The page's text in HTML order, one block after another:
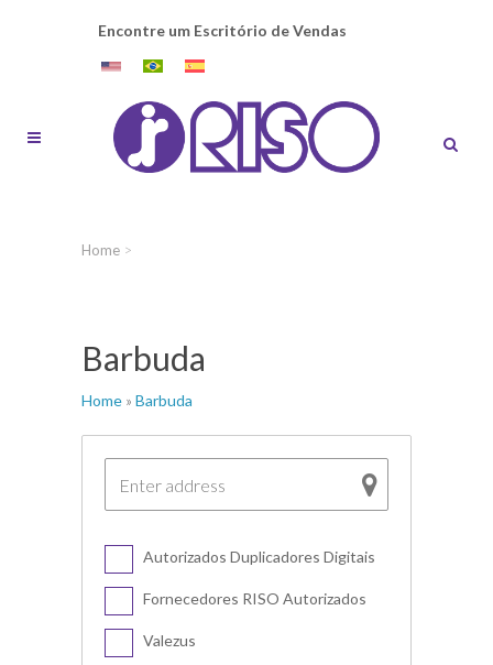
Encontre um Escritório de Vendas
Home >
Barbuda
Home » Barbuda
Autorizados Duplicadores Digitais
Fornecedores RISO Autorizados
Valezus